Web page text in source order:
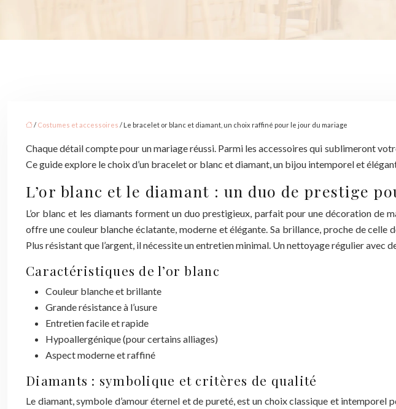
/ Costumes et accessoires / Le bracelet or blanc et diamant, un choix raffiné pour le jour du mariage
Chaque détail compte pour un mariage réussi. Parmi les accessoires qui sublimeront
Ce guide explore le choix d’un bracelet or blanc et diamant, un bijou intemporel et
L’or blanc et le diamant : un duo de prestige
L’or blanc et les diamants forment un duo prestigieux, parfait pour une décoration de
offre une couleur blanche éclatante, moderne et élégante. Sa brillance, proche de
Plus résistant que l’argent, il nécessite un entretien minimal. Un nettoyage régulier avec
Caractéristiques de l’or blanc
Couleur blanche et brillante
Grande résistance à l’usure
Entretien facile et rapide
Hypoallergénique (pour certains alliages)
Aspect moderne et raffiné
Diamants : symbolique et critères de qualité
Le diamant, symbole d’amour éternel et de pureté, est un choix classique et